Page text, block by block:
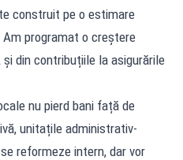
construit pe o estimare
programat o creștere
din contribuțiile la asigurările
nu pierd bani față de
unitațile administrativ-
reformeze intern, dar vor